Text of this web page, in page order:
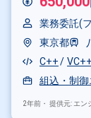
業務委託(
東京都
C++
VC++
組込・制
2年前・ 提供元: エン